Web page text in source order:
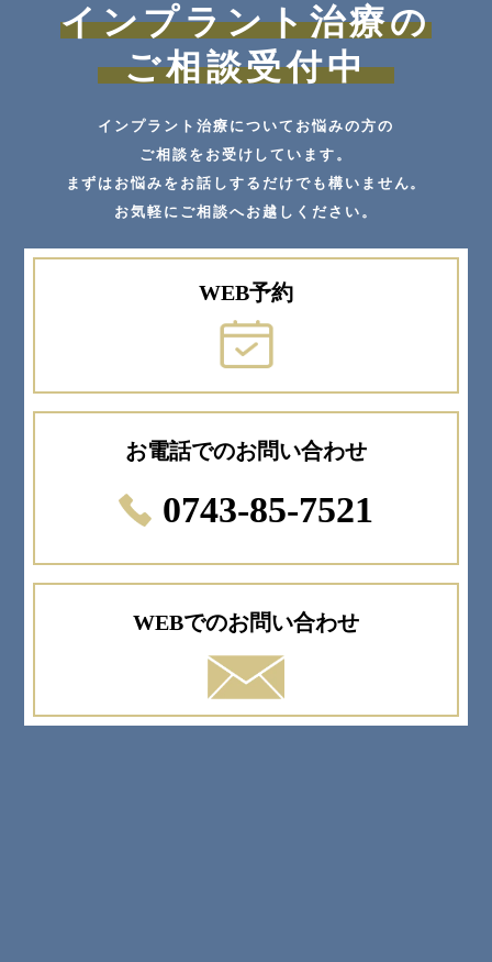
インプラント治療の
ご相談受付中
インプラント治療についてお悩みの方の
ご相談をお受けしています。
まずはお悩みをお話しするだけでも構いません。
お気軽にご相談へお越しください。
WEB予約
お電話でのお問い合わせ
0743-85-7521
WEBでのお問い合わせ